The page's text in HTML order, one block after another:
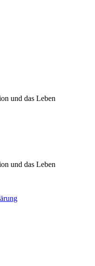
und das Leben
und das Leben